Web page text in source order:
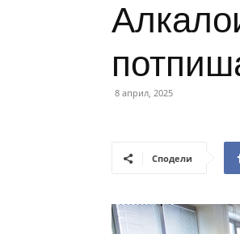
8 април, 2025
Сподели